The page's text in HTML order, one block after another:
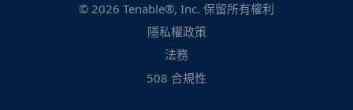
© 2026 Tenable®, Inc. 保留所有權利
隱私權政策
法務
508 合規性